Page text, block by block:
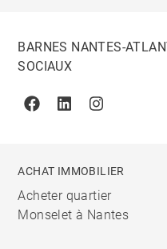
BARNES NANTES-
SOCIAUX
FacebookLinkedinInstagram
ACHAT IMMOBILIER
Acheter quartier
Monselet à Nantes